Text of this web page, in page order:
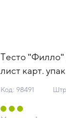
Тесто "Филло"
лист карт.
Код: 98491